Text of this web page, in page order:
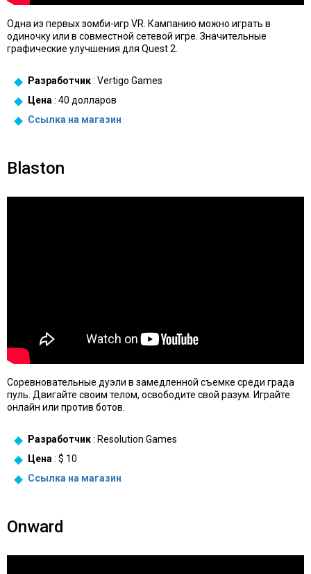
Одна из первых зомби-игр VR. Кампанию можно играть в
одиночку или в совместной сетевой игре. Значительные
графические улучшения для Quest 2.
Разработчик: Vertigo Games
Цена : 40 долларов
Ссылка на магазин
Blaston
Соревновательные дуэли в замедленной съемке среди града
пуль. Двигайте своим телом, освободите свой разум. Играйте
онлайн или против ботов.
Разработчик: Resolution Games
Цена: $ 10
Ссылка на магазин
Onward